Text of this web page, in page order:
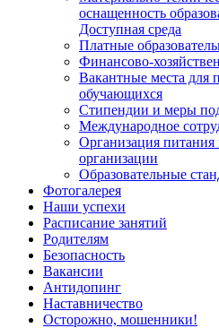
оснащенность
Доступная среда
Платные
Финансово-
Вакантные места для
обучающихся
Стипендии и меры
Международное
Организация питания
организации
Образовательные
Фотогалерея
Наши успехи
Расписание занятий
Родителям
Безопасность
Вакансии
Антидопинг
Наставничество
Осторожно, мошенники!